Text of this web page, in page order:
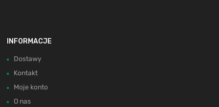
INFORMACJE
Dostawy
Kontakt
Moje konto
O nas